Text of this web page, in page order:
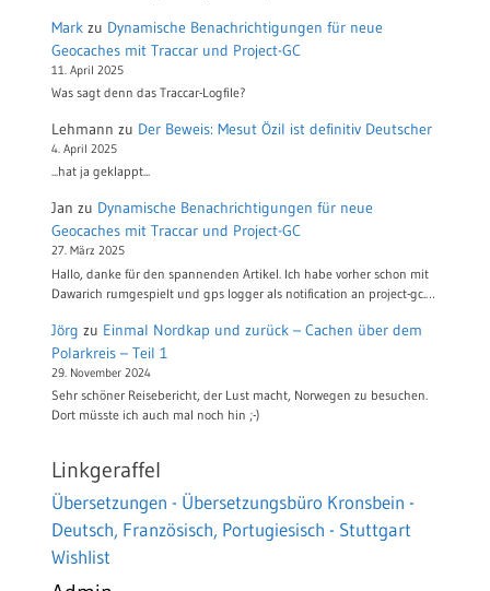
Mark zu Dynamische Benachrichtigungen für neue
Geocaches mit Traccar und Project-GC
11. April 2025
Was sagt denn das Traccar-Logfile?
Lehmann zu Der Beweis: Mesut Özil ist definitiv Deutscher
4. April 2025
...hat ja geklappt...
Jan zu Dynamische Benachrichtigungen für neue
Geocaches mit Traccar und Project-GC
27. März 2025
Hallo, danke für den spannenden Artikel. Ich habe vorher schon mit
Dawarich rumgespielt und gps logger als notification an project-gc.…
Jörg zu Einmal Nordkap und zurück – Cachen über dem
Polarkreis – Teil 1
29. November 2024
Sehr schöner Reisebericht, der Lust macht, Norwegen zu besuchen.
Dort müsste ich auch mal noch hin ;-)
Linkgeraffel
Übersetzungen - Übersetzungsbüro Kronsbein -
Deutsch, Französisch, Portugiesisch - Stuttgart
Wishlist